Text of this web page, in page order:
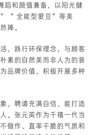
蹈和颜值兼备，以阳光健
”“ 全能型爱豆”等美
捧。
，践行环保理念，与顾客
素的自然美而非人为的装
品牌价值，积极开展多种
，聘请充满自信、能打造
。张元英作为千禧一代当
做作、直率干脆的气质和